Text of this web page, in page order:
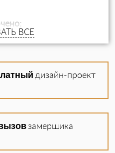
техника
ВСЕ
дизайн-проект
замерщика